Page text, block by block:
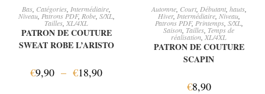
CHOIX DES OPTIONS
Bas Catégories Intermédiaire
Niveau, Patrons PDF, Robe, S/XL,
Tailles XL/4XL
PATRON DE COUTURE
SWEAT ROBE L’ARISTO
€9,90 – €18,90
AJOUTER AU PANIER
Automne, Court, Débutant, hauts,
Hiver,Intermédiaire, Niveau,
Patrons PDF, Printemps, S/XL,
Saison Tailles Temps de
réalisation ,XL/4XL
PATRON DE COUTURE
SCAPIN
€8,90